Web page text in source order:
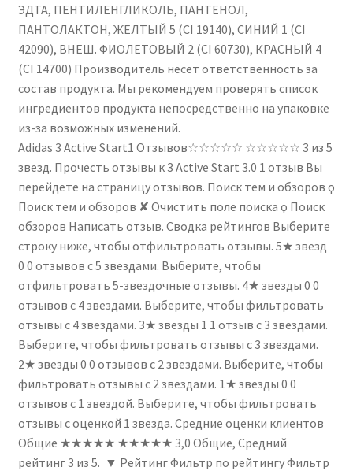
ЭДТА, ПЕНТИЛЕНГЛИКОЛЬ, ПАНТЕНОЛ,
ПАНТОЛАКТОН, ЖЕЛТЫЙ 5 (CI 19140), СИНИЙ 1 (CI
42090), ВНЕШ. ФИОЛЕТОВЫЙ 2 (CI 60730), КРАСНЫЙ 4
(CI 14700) Производитель несет ответственность за
состав продукта. Мы рекомендуем проверять список
ингредиентов продукта непосредственно на упаковке
из-за возможных изменений.
Adidas 3 Active Start1 Отзывов☆☆☆☆☆ ☆☆☆☆☆ 3 из 5
звезд. Прочесть отзывы к 3 Active Start 3.0 1 отзыв Вы
перейдете на страницу отзывов. Поиск тем и обзоров ϙ
Поиск тем и обзоров ✘ Очистить поле поиска ϙ Поиск
обзоров Написать отзыв. Сводка рейтингов Выберите
строку ниже, чтобы отфильтровать отзывы. 5★ звезд
0 0 отзывов с 5 звездами. Выберите, чтобы
отфильтровать 5-звездочные отзывы. 4★ звезды 0 0
отзывов с 4 звездами. Выберите, чтобы фильтровать
отзывы с 4 звездами. 3★ звезды 1 1 отзыв с 3 звездами.
Выберите, чтобы фильтровать отзывы с 3 звездами.
2★ звезды 0 0 отзывов с 2 звездами. Выберите, чтобы
фильтровать отзывы с 2 звездами. 1★ звезды 0 0
отзывов с 1 звездой. Выберите, чтобы фильтровать
отзывы с оценкой 1 звезда. Средние оценки клиентов
Общие ★★★★★ ★★★★★ 3,0 Общие, Средний
рейтинг 3 из 5. ▼ Рейтинг Фильтр по рейтингу Фильтр